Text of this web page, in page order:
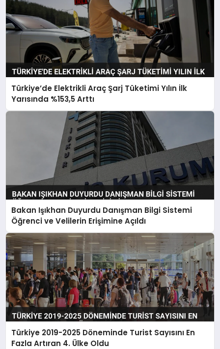
Türkiye’de Elektrikli Araç Şarj Tüketimi Yılın İlk
Yarısında %153,5 Arttı
Bakan Işıkhan Duyurdu Danışman Bilgi Sistemi
Öğrenci ve Velilerin Erişimine Açıldı
Türkiye 2019-2025 Döneminde Turist Sayısını En
Fazla Artıran 4. Ülke Oldu